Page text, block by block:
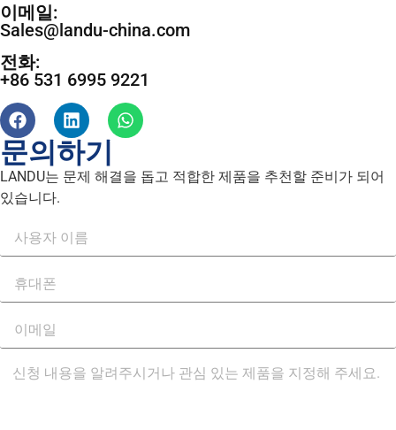
이메일:
Sales@landu-china.com
전화:
+86 531 6995 9221
문의하기
LANDU는 문제 해결을 돕고 적합한 제품을 추천할 준비가 되어
있습니다.